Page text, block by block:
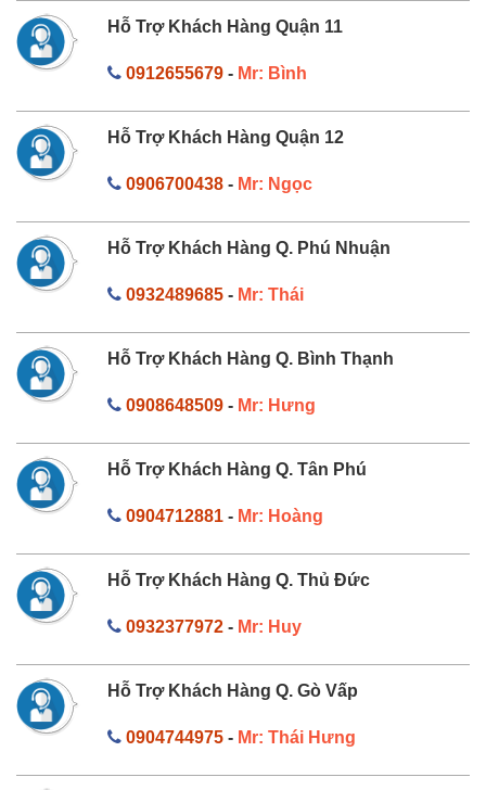
Hỗ Trợ Khách Hàng Quận 11
0912655679- Mr: Bình
Hỗ Trợ Khách Hàng Quận 12
0906700438- Mr: Ngọc
Hỗ Trợ Khách Hàng Q. Phú Nhuận
0932489685- Mr: Thái
Hỗ Trợ Khách Hàng Q. Bình Thạnh
0908648509- Mr: Hưng
Hỗ Trợ Khách Hàng Q. Tân Phú
0904712881- Mr: Hoàng
Hỗ Trợ Khách Hàng Q. Thủ Đức
0932377972- Mr: Huy
Hỗ Trợ Khách Hàng Q. Gò Vấp
0904744975- Mr: Thái Hưng